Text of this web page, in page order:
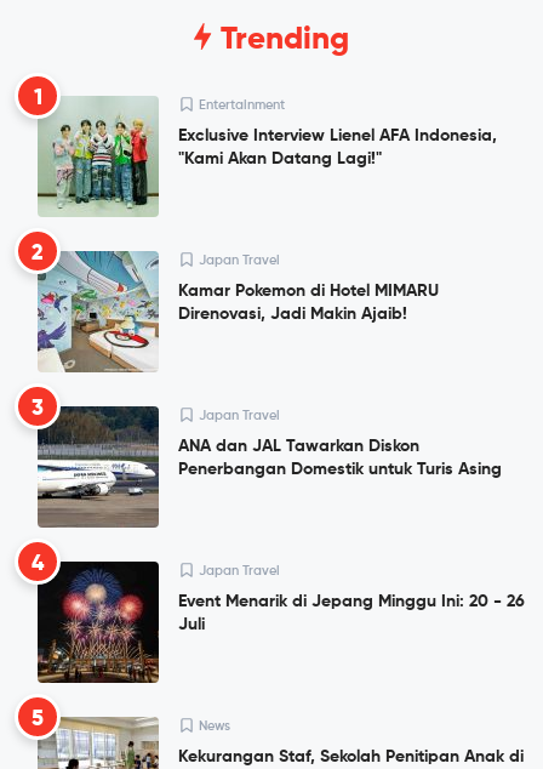
Trending
1 Entertainment
Exclusive Interview Lienel AFA Indonesia,
"Kami Akan Datang Lagi!"
2 Japan Travel
Kamar Pokemon di Hotel MIMARU
Direnovasi, Jadi Makin Ajaib!
3 Japan Travel
ANA dan JAL Tawarkan Diskon
Penerbangan Domestik untuk Turis Asing
4 Japan Travel
Event Menarik di Jepang Minggu Ini: 20 - 26
Juli
5 News
Kekurangan Staf, Sekolah Penitipan Anak di